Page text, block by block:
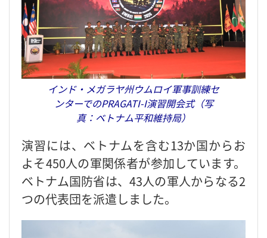
インド・メガラヤ州ウムロイ軍事訓練セ
ンターでのPRAGATI-I演習開会式（写
真：ベトナム平和維持局）
演習には、ベトナムを含む13か国からお
よそ450人の軍関係者が参加しています。
ベトナム国防省は、43人の軍人からなる2
つの代表団を派遣しました。